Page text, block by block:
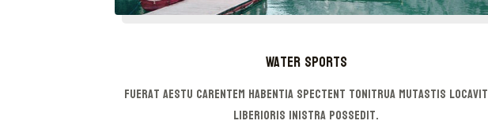
Water Sports
Fuerat aestu carentem habentia spectent tonitrua mutastis locavit
liberioris inistra possedit.